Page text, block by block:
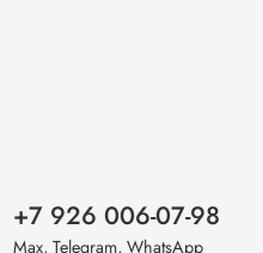
+7 926 006-07-98
Max, Telegram, WhatsApp